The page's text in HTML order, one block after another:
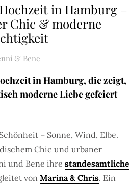
in Hamburg –
Chic & moderne
& Bene
in Hamburg, die zeigt,
moderne Liebe gefeiert
– Sonne, Wind, Elbe.
Chic und urbaner
und Bene ihre standesamtliche
von Marina & Chris. Ein